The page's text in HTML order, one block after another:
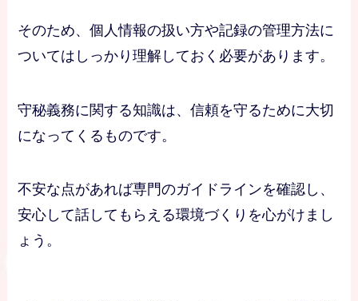
そのため、個人情報の扱い方や記録の管理方法に
ついてはしっかり理解しておく必要があります。
守秘義務に関する知識は、信頼を守るために大切
になってくるものです。
不安な点があれば専門のガイドラインを確認し、
安心して話してもらえる環境づくりを心がけまし
ょう。